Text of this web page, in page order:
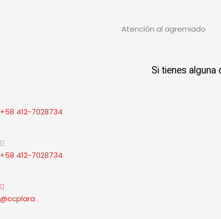
Atención al agremiado​
Si tienes
+58 412-7028734
+58 412-7028734
@ccplara